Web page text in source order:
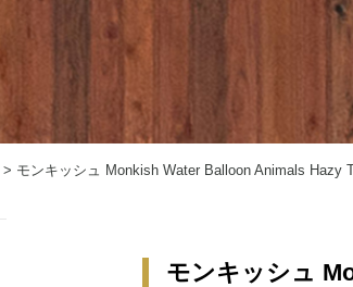
> モンキッシュ Monkish Water Balloon Animals Hazy
モンキッシュ